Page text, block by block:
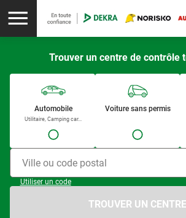
Trouver un centre de contrôle
Automobile
Utilitaire, Camping car...
Voiture sans permis
Ville ou code postal
Utiliser un code
TROUVER UN CENTRE